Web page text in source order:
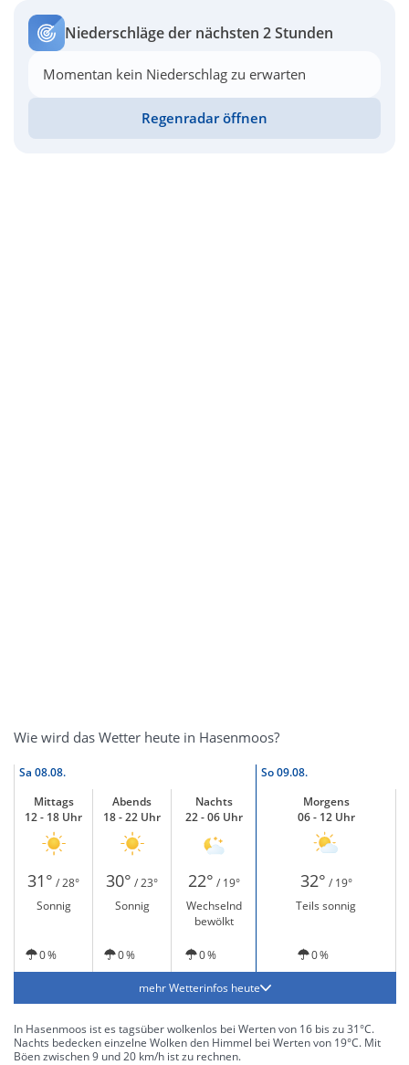
Niederschläge der nächsten 2 Stunden
Momentan kein Niederschlag zu erwarten
Regenradar öffnen
Wie wird das Wetter heute in Hasenmoos?
Sa 08.08. So09.08.
Mittags
12 - 18 Uhr
Abends
18 - 22 Uhr
Nachts
22 - 06 Uhr
Morgens
06 - 12 Uhr
31° / 28° 30° / 23° 22° / 19° 32° / 19°
Sonnig
Sonnig
Wechselnd
bewölkt
Teils sonnig
0 % 0 % 0 % 0 %
mehr Wetterinfos heute
In Hasenmoos ist es tagsüber wolkenlos bei Werten von 16 bis zu 31°C.
Nachts bedecken einzelne Wolken den Himmel bei Werten von 19°C. Mit
Böen zwischen 9 und 20 km/h ist zu rechnen.